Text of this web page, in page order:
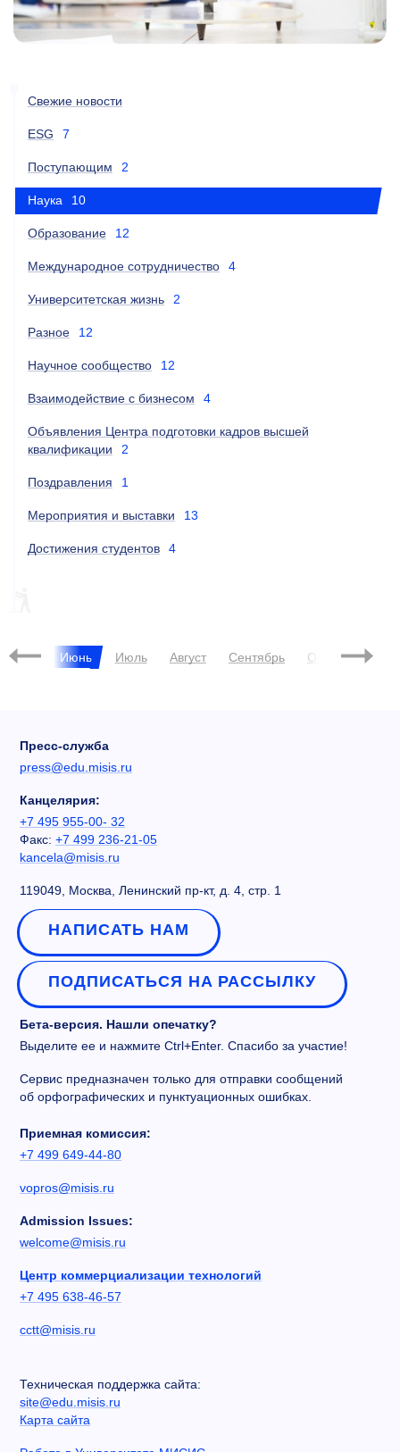
Свежие новости
ESG 7
Поступающим 2
Наука 10
Образование 12
Международное сотрудничество 4
Университетская жизнь 2
Разное 12
Научное сообщество 12
Взаимодействие с бизнесом 4
Объявления Центра подготовки кадров высшей
квалификации
2
Поздравления 1
Мероприятия и выставки 13
Достижения студентов 4
Май Июнь Июль Август Сентябрь Октябрь
Пресс-служба
press@edu.misis.ru
Канцелярия:
+7 495 955-00- 32
Факс: +7 499 236-21-05
kancela@misis.ru
119049, Москва, Ленинский пр-кт, д. 4, стр. 1
НАПИСАТЬ НАМ
ПОДПИСАТЬСЯ НА РАССЫЛКУ
Бета-версия. Нашли опечатку?
Выделите ее и нажмите Ctrl+Enter. Спасибо за участие!
Сервис предназначен только для отправки сообщений
об орфографических и пунктуационных ошибках.
Приемная комиссия:
+7 499 649-44-80
vopros@misis.ru
Admission Issues:
welcome@misis.ru
Центр коммерциализации технологий
+7 495 638-46-57
cctt@misis.ru
Техническая поддержка сайта:
site@edu.misis.ru
Карта сайта